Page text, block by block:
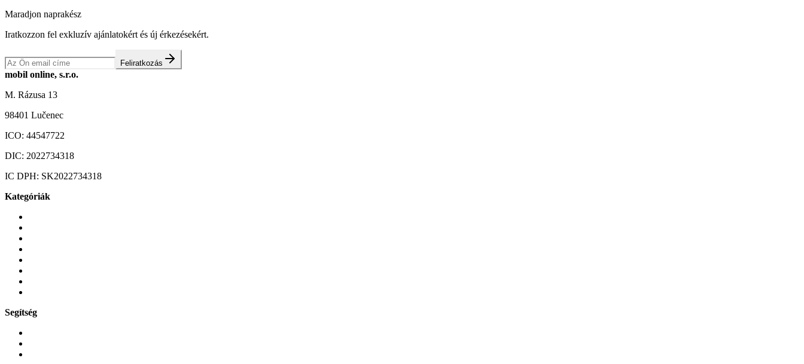
Maradjon naprakész
Iratkozzon fel exkluzív ajánlatokért és új érkezésekért.
Feliratkozás
mobil online, s.r.o.
M. Rázusa 13
98401 Lučenec
ICO: 44547722
DIC: 2022734318
IC DPH: SK2022734318
Kategóriák
Segítség